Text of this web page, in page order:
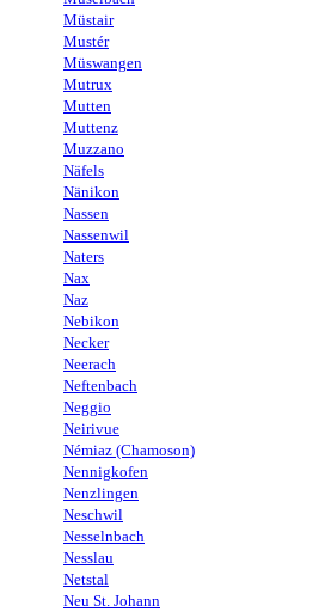
Müstair
Mustér
Müswangen
Mutrux
Mutten
Muttenz
Muzzano
Näfels
Nänikon
Nassen
Nassenwil
Naters
Nax
Naz
Nebikon
Necker
Neerach
Neftenbach
Neggio
Neirivue
Némiaz (Chamoson)
Nennigkofen
Nenzlingen
Neschwil
Nesselnbach
Nesslau
Netstal
Neu St. Johann